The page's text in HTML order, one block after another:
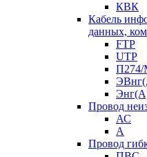
КВК
Кабель
данных,
FTP
UTP
Провод
АС
А
Провод